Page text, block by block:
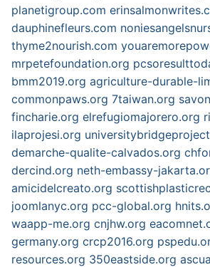
planetigroup.com
dauphinefleurs.com
thyme2nourish.com
mrpetefoundation.org
bmm2019.org agriculture-durable-
commonpaws.org 7taiwan.org
fincharie.org elrefugiomajorero.org
ilaprojesi.org
demarche-qualite-calvados.org
dercind.org neth-embassy-
amicidelcreato.org
joomlanyc.org pcc-global.org
waapp-me.org cnjhw.org
germany.org crcp2016.org
resources.org 350eastside.org